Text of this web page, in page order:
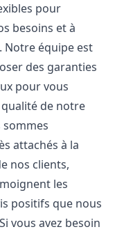
pour
besoins et à
Notre équipe est
des garanties
pour vous
de notre
sommes
attachés à la
nos clients,
les
positifs que nous
vous avez besoin